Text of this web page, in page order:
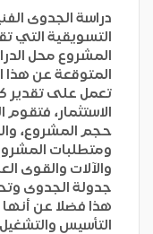
دراسة الجدوى
التسويقية التي
المشروع محل
المتوقعة عن هذا
تعمل على تقدير
الاستثمار، فتقوم
حجم المشروع،
ومتطلبات
والآلات والقوى
جدولة الجدوى
هذا فضلا عن أنها
التأسيس